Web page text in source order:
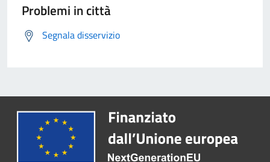
Problemi in città
Segnala disservizio